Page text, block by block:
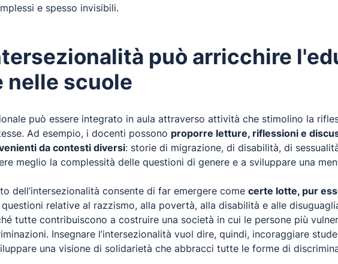
e spesso invisibili.
può arricchire
nelle scuole
può essere integrato in aula attraverso attività che stimolino la
Ad esempio, i docenti possono proporre letture, riflessioni e
da contesti diversi: storie di migrazione, di disabilità, di
meglio la complessità delle questioni di genere e a sviluppare una
dell’intersezionalità consente di far emergere come certe lotte, pur
relative al razzismo, alla povertà, alla disabilità e alle
tutte contribuiscono a costruire una società in cui le persone più
Insegnare l’intersezionalità vuol dire, quindi, incoraggiare
una visione di solidarietà che abbracci tutte le forme di